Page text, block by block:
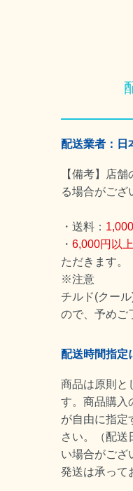
配送業者：日
【備考】店
る場合がござ
・送料：
・ 6,000円以
ただきます。
※注意
チルド(クー
ので、予めご
配送時間指定
商品は原則と
す。商品購入
が自由に指定
さい。（配送
い場合がござ
発送は承って